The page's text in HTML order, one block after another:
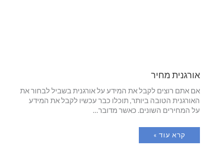
אורגנית מחיר
אם אתם רוצים לקבל את המידע על אורגנית בשביל לבחור את
האורגנית הטובה ביותר, תוכלו כבר עכשיו לקבל את המידע
על המחירים השונים. כאשר מדובר…
קרא עוד »